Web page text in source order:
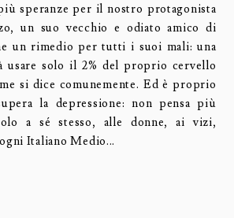
speranze per il nostro protagonista
un suo vecchio e odiato amico di
un rimedio per tutti i suoi mali: una
usare solo il 2% del proprio cervello
si dice comunemente. Ed è proprio
la depressione: non pensa più
a sé stesso, alle donne, ai vizi,
Italiano Medio...